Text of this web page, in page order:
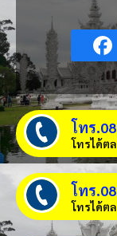
โทร
โทรได้ต
โทร
โทรได้ต